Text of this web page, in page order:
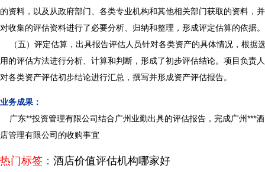
的资料，以及从政府部门、各类专业机构和其他相关部门获取的资料，并
对收集的评估资料进行了必要分析、归纳和整理，形成评定估算的依据。
（五）评定估算，出具报告评估人员针对各类资产的具体情况，根据
用的评估方法进行分析、计算和判断，形成了初步评估结论。项目负责人
对各类资产评估初步结论进行汇总，撰写并形成资产评估报告。
业务成果：
广东**投资管理有限公司结合广州业勤出具的评估报告，完成广州***酒
店管理有限公司的收购事宜
热门标签： 酒店价值评估机构哪家好